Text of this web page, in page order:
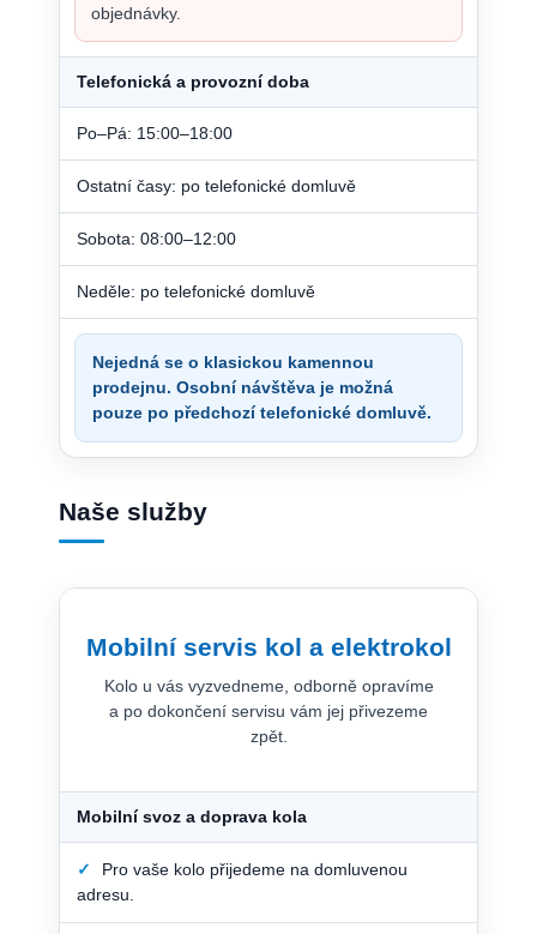
objednávky.
Telefonická a provozní doba
Po–Pá: 15:00–18:00
Ostatní časy: po telefonické domluvě
Sobota: 08:00–12:00
Neděle: po telefonické domluvě
Nejedná se o klasickou kamennou
prodejnu. Osobní návštěva je možná
pouze po předchozí telefonické domluvě.
Naše služby
Mobilní servis kol a elektrokol
Kolo u vás vyzvedneme, odborně opravíme
a po dokončení servisu vám jej přivezeme
zpět.
Mobilní svoz a doprava kola
✓
Pro vaše kolo přijedeme na domluvenou
adresu.